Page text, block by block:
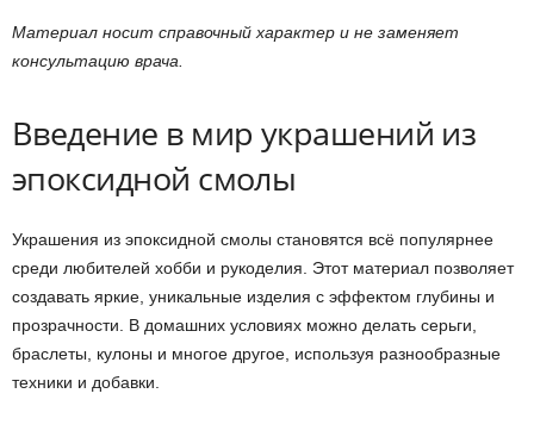
Материал носит справочный характер и не заменяет
консультацию врача.
Введение в мир украшений из
эпоксидной смолы
Украшения из эпоксидной смолы становятся всё популярнее
среди любителей хобби и рукоделия. Этот материал позволяет
создавать яркие, уникальные изделия с эффектом глубины и
прозрачности. В домашних условиях можно делать серьги,
браслеты, кулоны и многое другое, используя разнообразные
техники и добавки.